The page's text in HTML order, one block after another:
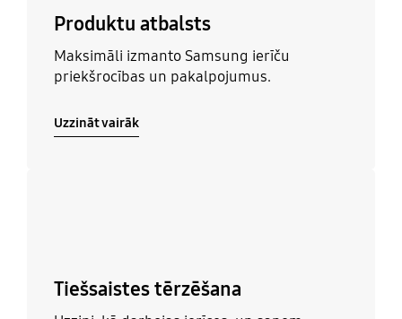
Produktu atbalsts
Maksimāli izmanto Samsung ierīču
priekšrocības un pakalpojumus.
Uzzināt vairāk
Tiešsaistes tērzēšana